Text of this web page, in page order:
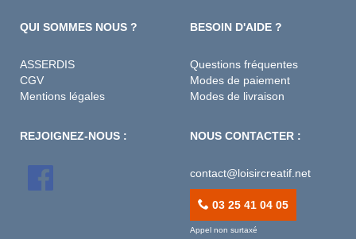
QUI SOMMES NOUS ?
ASSERDIS
CGV
Mentions légales
BESOIN D'AIDE ?
Questions fréquentes
Modes de paiement
Modes de livraison
REJOIGNEZ-NOUS : NOUS CONTACTER :
contact@loisircreatif.net
03 25 41 04 05
Appel non surtaxé